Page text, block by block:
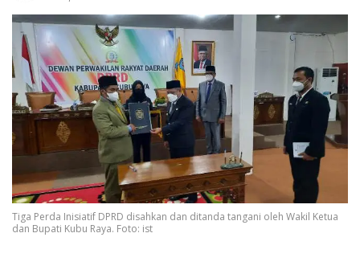
Tiga Perda Inisiatif DPRD disahkan dan ditanda tangani oleh Wakil Ketua
dan Bupati Kubu Raya. Foto: ist